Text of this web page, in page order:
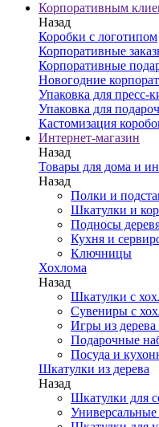
Корпоративным
Назад
Коробки с логотипом
Корпоративные
Корпоративные
Новогодние
Упаковка для пресс-
Упаковка для
Кастомизация
Интернет-магазин
Назад
Товары для дома и
Назад
Полки и
Шкатулки и
Подносы
Кухня и
Ключницы
Хохлома
Назад
Шкатулки с
Сувениры с
Игры из
Подарочные
Посуда и
Шкатулки из дерева
Назад
Шкатулки для